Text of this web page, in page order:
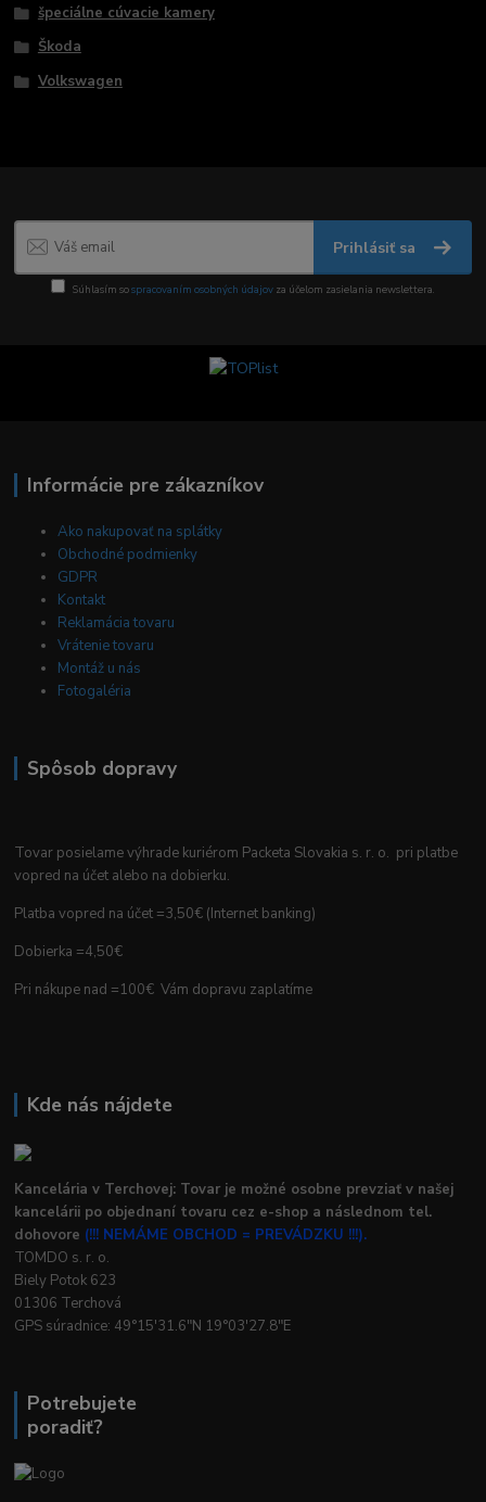
špeciálne cúvacie kamery
Škoda
Volkswagen
Prihlásiť sa
Súhlasím sospracovaním osobných údajov za účelom zasielania newslettera.
Informácie pre zákazníkov
Ako nakupovať na splátky
Obchodné podmienky
GDPR
Kontakt
Reklamácia tovaru
Vrátenie tovaru
Montáž u nás
Fotogaléria
Spôsob dopravy
Tovar posielame výhrade kuriérom Packeta Slovakia s. r. o. pri platbe
vopred na účet alebo na dobierku.
Platba vopred na účet =3,50€ (Internet banking)
Dobierka =4,50€
Pri nákupe nad =100€ Vám dopravu zaplatíme
Kde nás nájdete
Kancelária v Terchovej: Tovar je možné osobne prevziať v našej
kancelárii po objednaní tovaru cez e-shop a následnom tel.
dohovore (!!! NEMÁME OBCHOD = PREVÁDZKU !!!).
TOMDO s. r. o.
Biely Potok 623
01306 Terchová
GPS súradnice: 49°15'31.6"N 19°03'27.8"E
Potrebujete
poradiť?